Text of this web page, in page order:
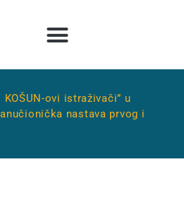
KOŠUN-ovi istraživači” u
nastava prvog i